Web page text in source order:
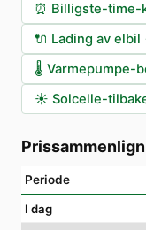
⏰ Billigste-time-
🔌 Lading av elbil
🌡️ Varmepumpe-
☀️ Solcelle-
Periode
I dag